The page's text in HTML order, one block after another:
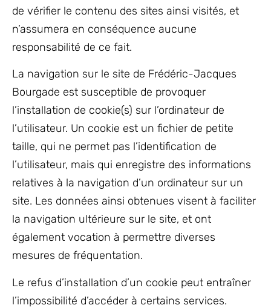
de vérifier le contenu des sites ainsi visités, et
n’assumera en conséquence aucune
responsabilité de ce fait.
La navigation sur le site de Frédéric-Jacques
Bourgade est susceptible de provoquer
l’installation de cookie(s) sur l’ordinateur de
l’utilisateur. Un cookie est un fichier de petite
taille, qui ne permet pas l’identification de
l’utilisateur, mais qui enregistre des informations
relatives à la navigation d’un ordinateur sur un
site. Les données ainsi obtenues visent à faciliter
la navigation ultérieure sur le site, et ont
également vocation à permettre diverses
mesures de fréquentation.
Le refus d’installation d’un cookie peut entraîner
l’impossibilité d’accéder à certains services.